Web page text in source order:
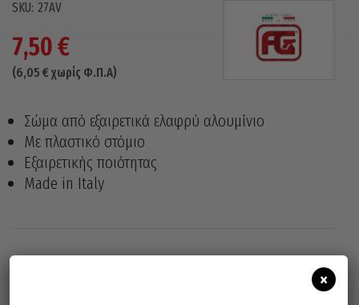
27AV
7,50€
(6,05 € χωρίς Φ.Π.Α)
Σώμα από εξαιρετικά ελαφρύ αλουμίνιο
Με πλαστικό στόμιο
Εξαιρετικής ποιότητας
Made in Italy
×